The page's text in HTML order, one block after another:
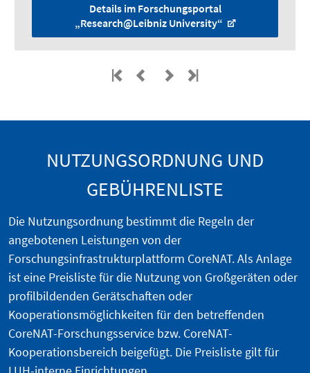
Details im Forschungsportal
„Research@Leibniz University“
NUTZUNGSORDNUNG UND
GEBÜHRENLISTE
Die Nutzungsordnung bestimmt die Regeln der
angebotenen Leistungen von der
Forschungsinfrastrukturplattform CoreNAT. Als Anlage
ist eine Preisliste für die Nutzung von Großgeräten oder
profilbildenden Gerätschaften oder
Kooperationsmöglichkeiten für den betreffenden
CoreNAT-Forschungsservice bzw. CoreNAT-
Kooperationsbereich beigefügt. Die Preisliste gilt für